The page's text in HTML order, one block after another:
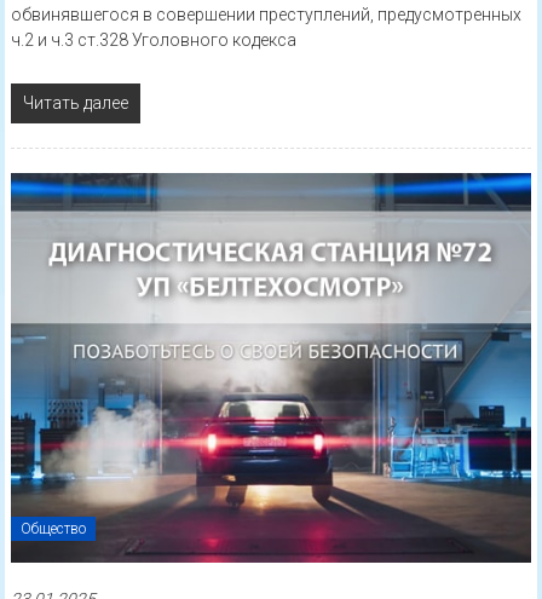
обвинявшегося в совершении преступлений, предусмотренных
ч.2 и ч.3 ст.328 Уголовного кодекса
Читать далее
Общество